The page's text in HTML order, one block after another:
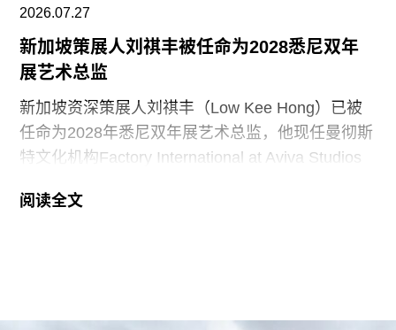
（Lake
2026.07.27
新加坡策展人刘祺丰被任命为2028悉尼双年
展艺术总监
新加坡资深策展人刘祺丰（Low Kee Hong）已被
任命为2028年悉尼双年展艺术总监，他现任曼彻斯
特文化机构Factory International at Aviva Studios
Qasimi）因被认为偏袒支持巴勒斯坦的参展艺术家
阅读全文